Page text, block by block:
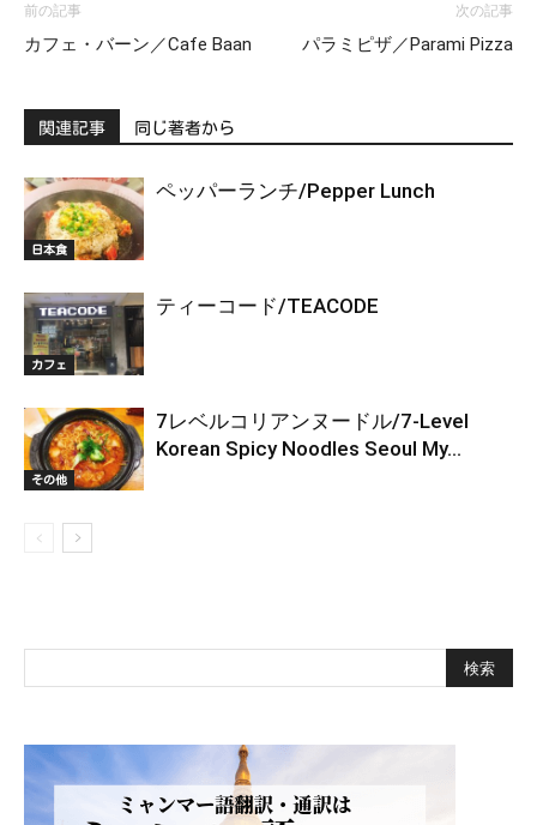
前の記事
カフェ・バーン／Cafe Baan
次の記事
パラミピザ／Parami Pizza
関連記事 同じ著者から
日本食
ペッパーランチ/Pepper Lunch
カフェ
ティーコード/TEACODE
その他
7レベルコリアンヌードル/7-Level
Korean Spicy Noodles Seoul My...